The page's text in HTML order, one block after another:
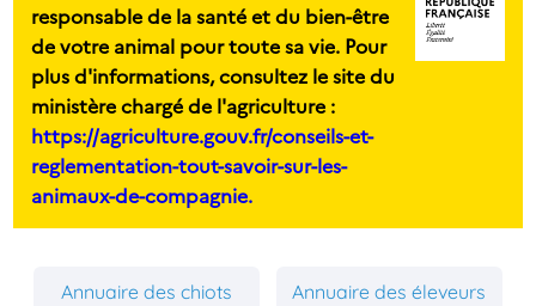
responsable de la santé et du bien-être
de votre animal pour toute sa vie. Pour
plus d'informations, consultez le site du
ministère chargé de l'agriculture :
https://agriculture.gouv.fr/conseils-et-
reglementation-tout-savoir-sur-les-
animaux-de-compagnie.
Annuaire des chiots Annuaire des éleveurs